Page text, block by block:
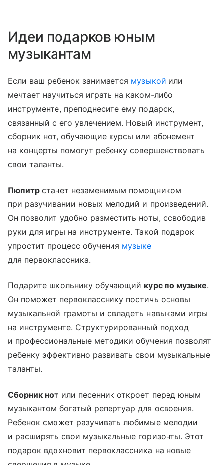
Идеи подарков юным
музыкантам
Если ваш ребенок занимается музыкой или
мечтает научиться играть на каком-либо
инструменте, преподнесите ему подарок,
связанный с его увлечением. Новый инструмент,
сборник нот, обучающие курсы или абонемент
на концерты помогут ребенку совершенствовать
свои таланты.
Пюпитрстанет незаменимым помощником
при разучивании новых мелодий и произведений.
Он позволит удобно разместить ноты, освободив
руки для игры на инструменте. Такой подарок
упростит процесс обучения музыке
для первоклассника.
Подарите школьнику обучающий курс по музыке.
Он поможет первокласснику постичь основы
музыкальной грамоты и овладеть навыками игры
на инструменте. Структурированный подход
и профессиональные методики обучения позволят
ребенку эффективно развивать свои музыкальные
таланты.
Сборник нот или песенник откроет перед юным
музыкантом богатый репертуар для освоения.
Ребенок сможет разучивать любимые мелодии
и расширять свои музыкальные горизонты. Этот
подарок вдохновит первоклассника на новые